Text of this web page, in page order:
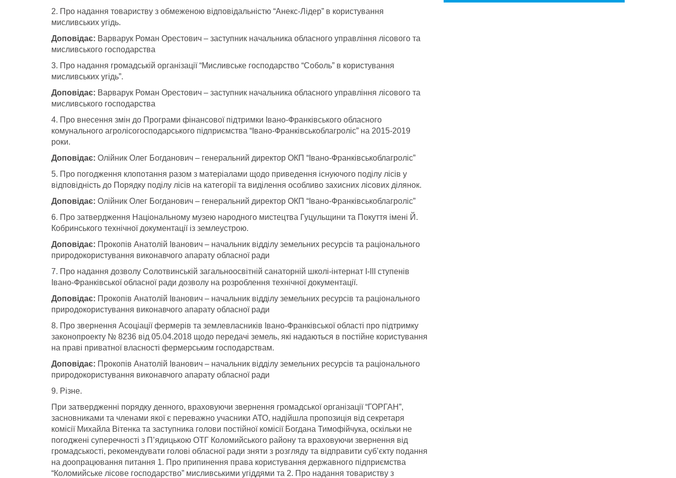
2. Про надання товариству з обмеженою відповідальністю “Анекс-Лідер” в користування
мисливських угідь.
Доповідає: Варварук Роман Орестович – заступник начальника обласного управління лісового та
мисливського господарства
3. Про надання громадській організації “Мисливське господарство “Соболь” в користування
мисливських угідь”.
Доповідає: Варварук Роман Орестович – заступник начальника обласного управління лісового та
мисливського господарства
4. Про внесення змін до Програми фінансової підтримки Івано-Франківського обласного
комунального агролісогосподарського підприємства “Івано-Франківськоблагроліс” на 2015-2019
роки.
Доповідає: Олійник Олег Богданович – генеральний директор ОКП “Івано-Франківськоблагроліс”
5. Про погодження клопотання разом з матеріалами щодо приведення існуючого поділу лісів у
відповідність до Порядку поділу лісів на категорії та виділення особливо захисних лісових ділянок.
Доповідає: Олійник Олег Богданович – генеральний директор ОКП “Івано-Франківськоблагроліс”
6. Про затвердження Національному музею народного мистецтва Гуцульщини та Покуття імені Й.
Кобринського технічної документації із землеустрою.
Доповідає: Прокопів Анатолій Іванович – начальник відділу земельних ресурсів та раціонального
природокористування виконавчого апарату обласної ради
7. Про надання дозволу Солотвинській загальноосвітній санаторній школі-інтернат І-ІІІ ступенів
Івано-Франківської обласної ради дозволу на розроблення технічної документації.
Доповідає: Прокопів Анатолій Іванович – начальник відділу земельних ресурсів та раціонального
природокористування виконавчого апарату обласної ради
8. Про звернення Асоціації фермерів та землевласників Івано-Франківської області про підтримку
законопроекту № 8236 від 05.04.2018 щодо передачі земель, які надаються в постійне користування
на праві приватної власності фермерським господарствам.
Доповідає: Прокопів Анатолій Іванович – начальник відділу земельних ресурсів та раціонального
природокористування виконавчого апарату обласної ради
9. Різне.
При затвердженні порядку денного, враховуючи звернення громадської організації “ГОРГАН”,
засновниками та членами якої є переважно учасники АТО, надійшла пропозиція від секретаря
комісії Михайла Вітенка та заступника голови постійної комісії Богдана Тимофійчука, оскільки не
погоджені суперечності з П’ядицькою ОТГ Коломийського району та враховуючи звернення від
громадськості, рекомендувати голові обласної ради зняти з розгляду та відправити суб’єкту подання
на доопрацювання питання 1. Про припинення права користування державного підприємства
“Коломийське лісове господарство” мисливськими угіддями та 2. Про надання товариству з